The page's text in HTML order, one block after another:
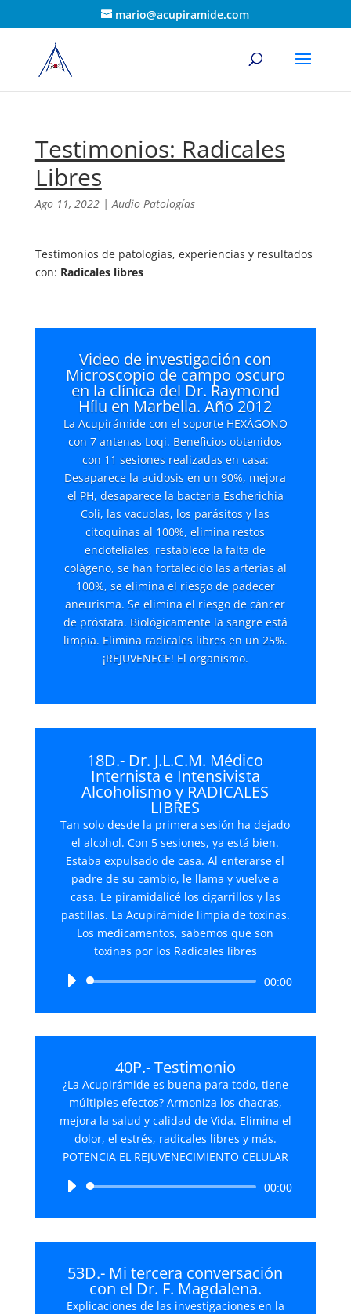
mario@acupiramide.com
Testimonios: Radicales
Libres
Ago 11, 2022|Audio Patologías
Testimonios de patologías, experiencias y resultados
con: Radicales libres
Video de investigación con
Microscopio de campo oscuro
en la clínica del Dr. Raymond
Hílu en Marbella. Año 2012
La Acupirámide con el soporte HEXÁGONO
con 7 antenas Loqi. Beneficios obtenidos
con 11 sesiones realizadas en casa:
Desaparece la acidosis en un 90%, mejora
el PH, desaparece la bacteria Escherichia
Coli, las vacuolas, los parásitos y las
citoquinas al 100%, elimina restos
endoteliales, restablece la falta de
colágeno, se han fortalecido las arterias al
100%, se elimina el riesgo de padecer
aneurisma. Se elimina el riesgo de cáncer
de próstata. Biológicamente la sangre está
limpia. Elimina radicales libres en un 25%.
¡REJUVENECE! El organismo.
18D.- Dr. J.L.C.M. Médico
Internista e Intensivista
Alcoholismo y RADICALES
LIBRES
Tan solo desde la primera sesión ha dejado
el alcohol. Con 5 sesiones, ya está bien.
Estaba expulsado de casa. Al enterarse el
padre de su cambio, le llama y vuelve a
casa. Le piramidalicé los cigarrillos y las
pastillas. La Acupirámide limpia de toxinas.
Los medicamentos, sabemos que son
toxinas por los Radicales libres
Reproductor
audio
00:00
40P.- Testimonio
¿La Acupirámide es buena para todo, tiene
múltiples efectos? Armoniza los chacras,
mejora la salud y calidad de Vida. Elimina el
dolor, el estrés, radicales libres y más.
POTENCIA EL REJUVENECIMIENTO CELULAR
Reproductor
audio
00:00
53D.- Mi tercera conversación
con el Dr. F. Magdalena.
Explicaciones de las investigaciones en la